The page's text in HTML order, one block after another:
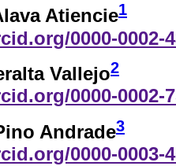
Atiencie1
0000-0002-
Vallejo2
0000-0002-
Andrade3
0000-0003-